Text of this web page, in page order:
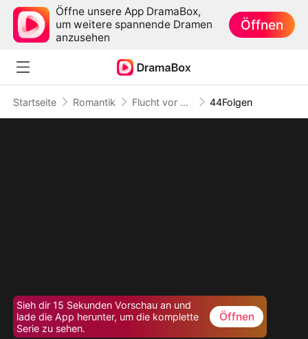
Öffne unsere App DramaBox,
um weitere spannende Dramen
anzusehen
Öffnen
Startseite Romantik Flucht vor der Liebe 44Folgen
Sieh dir 15 Sekunden Vorschau an und
lade die App herunter, um die komplette
Serie zu sehen.
Öffnen